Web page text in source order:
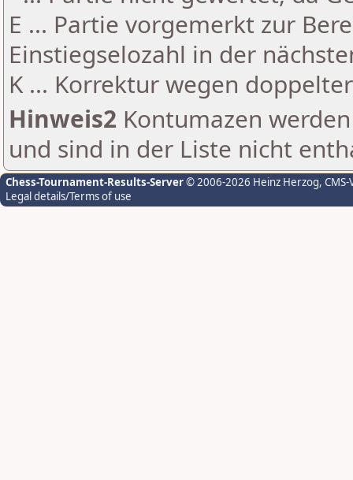
E ... Partie vorgemerkt zur
Einstiegselozahl in der
K ... Korrektur wegen
Hinweis2 Kontumazen
und sind in der Liste nicht
Chess-Tournament-Results-Server© 2006-2026 Heinz Herzog,
Legal details/Terms of use